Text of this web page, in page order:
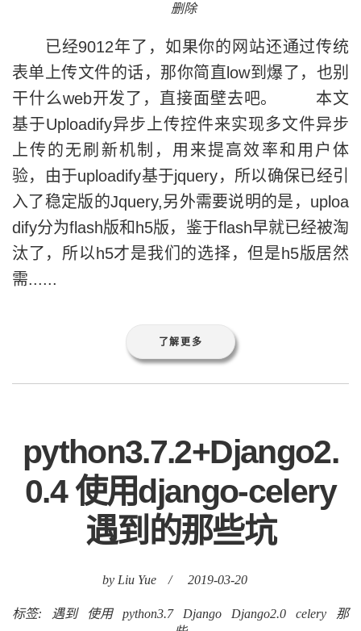
删除
已经9012年了，如果你的网站还通过传统
表单上传文件的话，那你简直low到爆了，也别
干什么web开发了，直接面壁去吧。 本文
基于Uploadify异步上传控件来实现多文件异步
上传的无刷新机制，用来提高效率和用户体
验，由于uploadify基于jquery，所以确保已经引
入了稳定版的Jquery,另外需要说明的是，uploa
dify分为flash版和h5版，鉴于flash早就已经被淘
汰了，所以h5才是我们的选择，但是h5版居然
需......
了解更多
python3.7.2+Django2.
0.4 使用django-celery
遇到的那些坑
by Liu Yue / 2019-03-20
标签: 遇到 使用 python3.7 Django Django2.0 celery
那